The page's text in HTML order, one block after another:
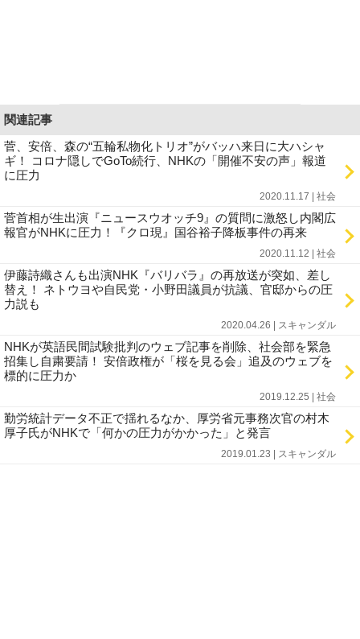
関連記事
菅、安倍、森の“五輪私物化トリオ”がバッハ来日に大ハシャ
ギ！ コロナ隠しでGoTo続行、NHKの「開催不安の声」報道
に圧力
2020.11.17 | 社会
菅首相が生出演『ニュースウオッチ9』の質問に激怒し内閣広
報官がNHKに圧力！『クロ現』国谷裕子降板事件の再来
2020.11.12 | 社会
伊藤詩織さんも出演NHK『バリバラ』の再放送が突如、差し
替え！ ネトウヨや自民党・小野田議員が抗議、官邸からの圧
力説も
2020.04.26 | スキャンダル
NHKが英語民間試験批判のウェブ記事を削除、社会部を緊急
招集し自粛要請！ 安倍政権が「桜を見る会」追及のウェブを
標的に圧力か
2019.12.25 | 社会
勤労統計データ不正で揺れるなか、厚労省元事務次官の村木
厚子氏がNHKで「何かの圧力がかかった」と発言
2019.01.23 | スキャンダル